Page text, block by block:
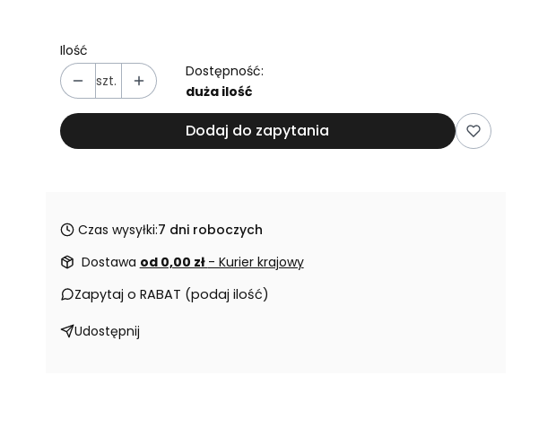
Ilość
szt.
Dostępność:
duża ilość
Dodaj do zapytania
Czas wysyłki:7 dni roboczych
Dostawa od 0,00 zł - Kurier krajowy
Zapytaj o RABAT (podaj ilość)
Udostępnij